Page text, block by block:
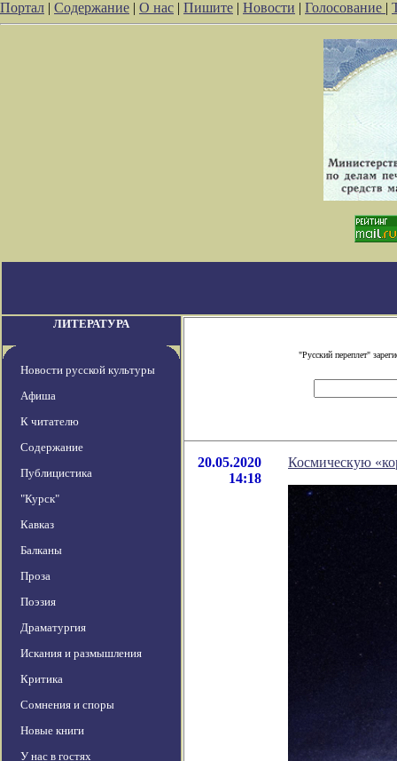
Портал | Содержание | О нас | Пишите | Новости | Голосование |
ЛИТЕРАТУРА
Новости русской культуры
Афиша
К читателю
Содержание
Публицистика
"Курск"
Кавказ
Балканы
Проза
Поэзия
Драматургия
Искания и размышления
Критика
Сомнения и споры
Новые книги
У нас в гостях
"Русский переплет"
20.05.2020
14:18
Космическую